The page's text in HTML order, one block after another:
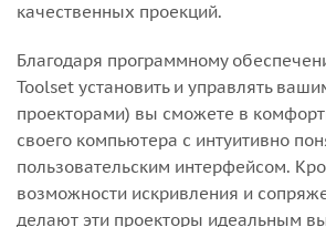
качественных проекций.
Благодаря программному
Toolset установить и управлять
проекторами) вы сможете в
своего компьютера с интуитивно
пользовательским интерфейсом.
возможности искривления и
делают эти проекторы идеальным